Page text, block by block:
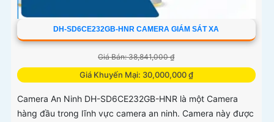
DH-SD6CE232GB-HNR CAMERA GIÁM SÁT XA
Giá Bán: 38,841,000 ₫
Giá Khuyến Mại: 30,000,000 ₫
Camera An Ninh DH-SD6CE232GB-HNR là một Camera
hàng đầu trong lĩnh vực camera an ninh. Camera này được